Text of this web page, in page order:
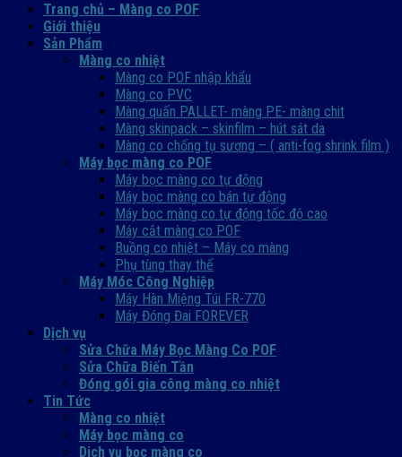
Trang chủ – Màng co POF
Giới thiệu
Sản Phẩm
Màng co nhiệt
Màng co POF nhập khẩu
Màng co PVC
Màng quấn PALLET- màng PE- màng chit
Màng skinpack – skinfilm – hút sát da
Màng co chống tụ sương – ( anti-fog shrink film )
Máy bọc màng co POF
Máy bọc màng co tự động
Máy bọc màng co bán tự động
Máy bọc màng co tự động tốc độ cao
Máy cắt màng co POF
Buồng co nhiệt – Máy co màng
Phụ tùng thay thế
Máy Móc Công Nghiệp
Máy Hàn Miệng Túi FR-770
Máy Đóng Đai FOREVER
Dịch vụ
Sửa Chữa Máy Bọc Màng Co POF
Sửa Chữa Biến Tần
Đóng gói gia công màng co nhiệt
Tin Tức
Màng co nhiệt
Máy bọc màng co
Dich vụ bọc màng co